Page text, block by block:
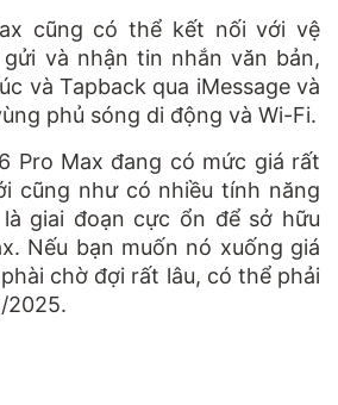
cũng có thể kết nối với vệ
và nhận tin nhắn văn bản,
và Tapback qua iMessage và
phủ sóng di động và Wi-Fi.
Pro Max đang có mức giá rất
cũng như có nhiều tính năng
giai đoạn cực ổn để sở hữu
Nếu bạn muốn nó xuống giá
chờ đợi rất lâu, có thể phải
2025.